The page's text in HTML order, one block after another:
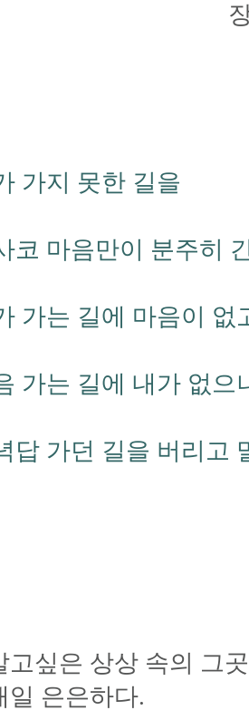
가지 못한 길을
코 마음만이 분주히
가는 길에 마음이 없
가는 길에 내가 없으
답 가던 길을 버리고
고싶은 상상 속의 그
일 은은하다.